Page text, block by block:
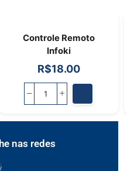
Controle Remoto
Infoki
R$18.00
nas redes